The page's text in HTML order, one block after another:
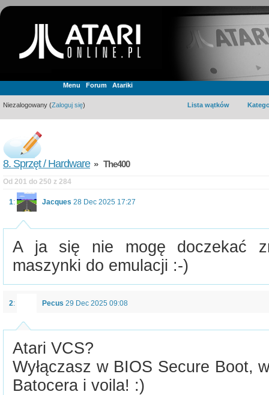
Menu Forum Atariki
Niezalogowany (Zaloguj się) Lista wątków
8. Sprzęt / Hardware» The400
Od 201 do 250 z 284
1: Jacques 28 Dec 2025 17:27
A ja się nie mogę doczekać
maszynki do emulacji :-)
2: Pecus 29 Dec 2025 09:08
Atari VCS?
Wyłączasz w BIOS Secure Boot,
Batocera i voila! :)